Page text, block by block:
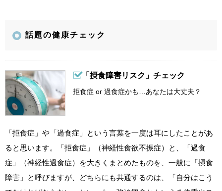
話題の健康チェック
「摂食障害リスク」チェック
拒食症 or 過食症かも…あなたは大丈夫？
「拒食症」や「過食症」という言葉を一度は耳にしたことがあ
ると思います。「拒食症」（神経性食欲不振症）と、「過食
症」（神経性過食症）を大きくまとめたものを、一般に「摂食
障害」と呼びますが、どちらにも共通するのは、「自分はこう